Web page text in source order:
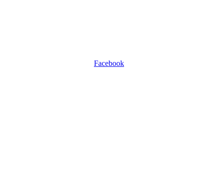
Facebook